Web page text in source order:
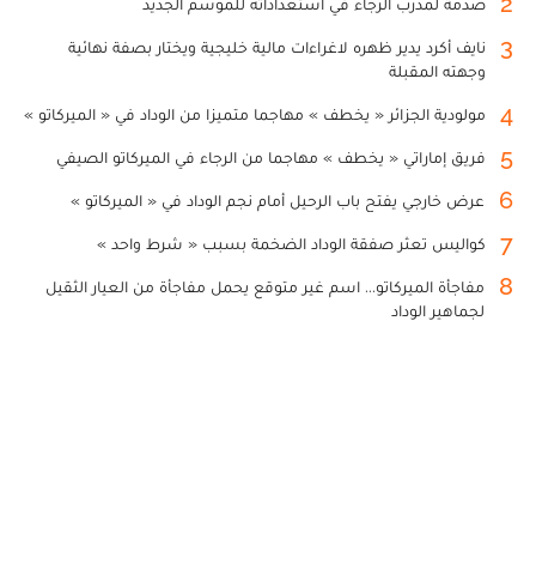
صدمة لمدرب الرجاء في استعداداته للموسم الجديد
3
نايف أكرد يدير ظهره لاغراءات مالية خليجية ويختار بصفة نهائية
وجهته المقبلة
4 مولودية الجزائر « يخطف » مهاجما متميزا من الوداد في « الميركاتو »
5 فريق إماراتي « يخطف » مهاجما من الرجاء في الميركاتو الصيفي
6 عرض خارجي يفتح باب الرحيل أمام نجم الوداد في « الميركاتو »
7 كواليس تعثر صفقة الوداد الضخمة بسبب « شرط واحد »
8
مفاجأة الميركاتو... اسم غير متوقع يحمل مفاجأة من العيار الثقيل
لجماهير الوداد